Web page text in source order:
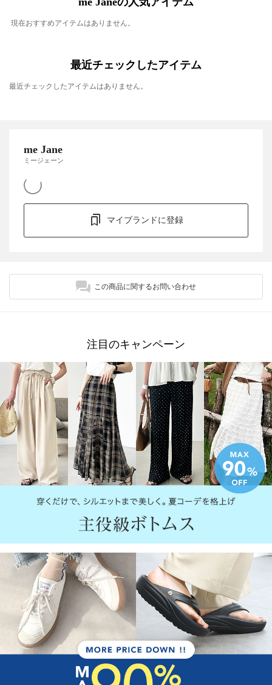
現在おすすめアイテムはありません。
最近チェックしたアイテム
最近チェックしたアイテムはありません。
me Jane
ミージェーン
マイブランドに登録
この商品に関するお問い合わせ
注目のキャンペーン